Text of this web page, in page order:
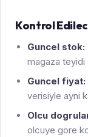
Kontrol
Guncel stok:
magaza teyidi
Guncel fiyat:
verisiyle ayni
Olcu
olcuye gore